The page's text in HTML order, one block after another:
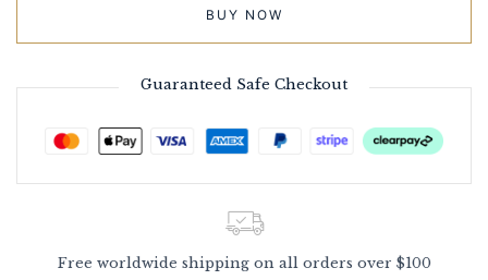
BUY NOW
Guaranteed Safe Checkout
Free worldwide shipping on all orders over $100